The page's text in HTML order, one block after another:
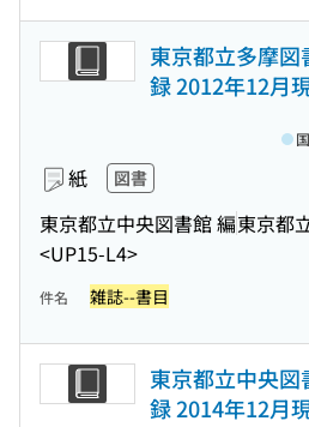
東京都立多摩図
録 2012年12月
紙 図書
東京都立中央図書館 編東京都
<UP15-L4>
件名 雑誌--書目
東京都立中央図
録 2014年12月